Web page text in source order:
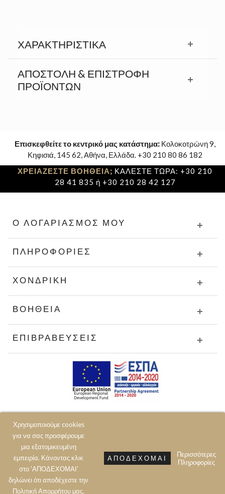
Χρησιμοποιούμε cookies
για να σας προσφέρουμε
μια εξατομικευμένη
εμπειρία. Κάνοντας κλικ
στο 'ΑΠΟΔΕΧΟΜΑΙ'
δηλώνει ότι αποδέχεστε την
Πολιτική Aπορρήτου μας.
ΑΠΟΔΈΧΟΜΑΙ
Περισσότερες
Πληροφορίες
ΧΑΡΑΚΤΗΡΙΣΤΙΚΆ
ΑΠΟΣΤΟΛΉ & ΕΠΙΣΤΡΟΦΉ
ΠΡΟΪΟΝΤΩΝ
Επισκεφθείτε το κεντρικό μας κατάστημα: Κολοκοτρώνη 9,
Κηφισιά, 145 62, Αθήνα, Ελλάδα. +30 210 80 86 182
ΧΡΕΙΑΖΕΣΤΕ ΒΟΗΘΕΙΑ; ΚΑΛΕΣΤΕ ΤΩΡΑ: +30 210
28 41 835 ή +30 210 28 42 127
Ο ΛΟΓΑΡΙΑΣΜΌΣ ΜΟΥ
ΠΛΗΡΟΦΟΡΊΕΣ
ΧΟΝΔΡΙΚΉ
ΒΟΉΘΕΙΑ
ΕΠΙΒΡΑΒΕΎΣΕΙΣ
© 2020 JOIN CLOTHES SA. ALL RIGHTS RESERVED